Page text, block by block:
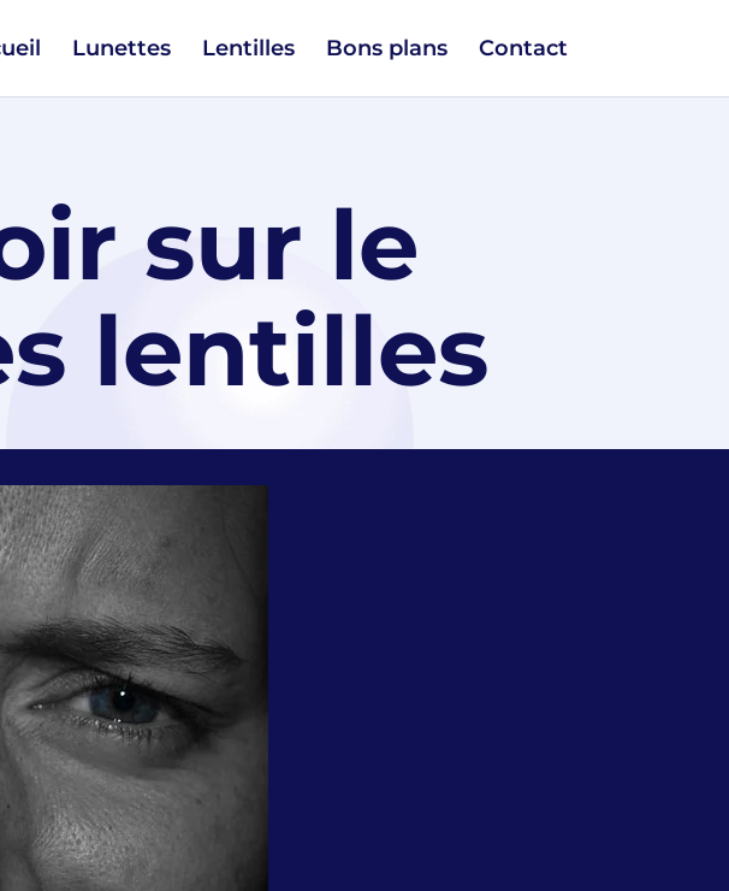
Lunettes Lentilles Bons plans Contact
sur le
lentilles